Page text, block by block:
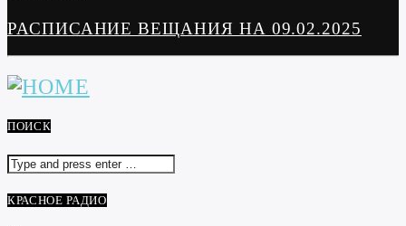
РАСПИСАНИЕ ВЕЩАНИЯ НА 09.02.2025
ПОИСК
КРАСНОЕ РАДИО